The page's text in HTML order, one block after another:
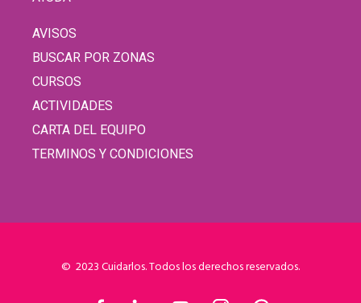
AVISOS
BUSCAR POR ZONAS
CURSOS
ACTIVIDADES
CARTA DEL EQUIPO
TERMINOS Y CONDICIONES
© 2023 Cuidarlos. Todos los derechos reservados.